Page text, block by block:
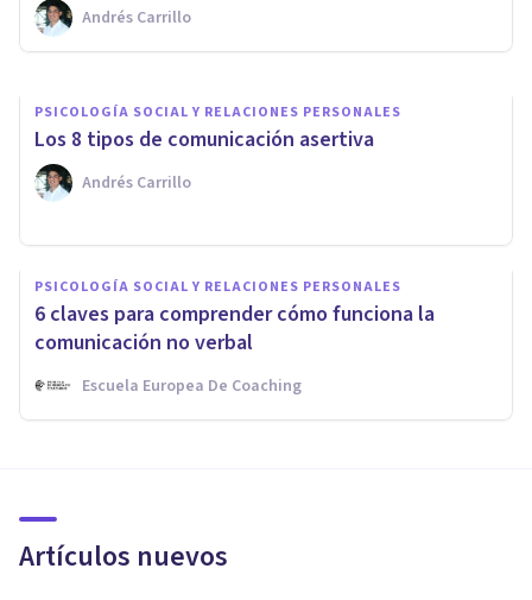
Andrés Carrillo
Oscar Castillero Mimenza
PSICOLOGÍA SOCIAL Y RELACIONES PERSONALES
Los 8 tipos de comunicación asertiva
Andrés Carrillo
PSICOLOGÍA SOCIAL Y RELACIONES PERSONALES
6 claves para comprender cómo funciona la
comunicación no verbal
Escuela Europea De Coaching
Artículos nuevos